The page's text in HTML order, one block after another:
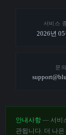
서비스
2026년
문의
안내사항 — 서비
관됩니다. 더 나